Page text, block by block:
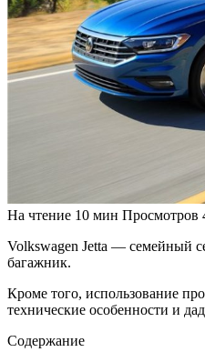
На чтение 10 мин Просмотров
Volkswagen Jetta — семейный
багажник.
Кроме того, использование
технические особенности и
Содержание